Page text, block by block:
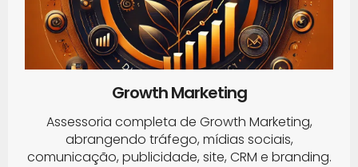
Growth Marketing
Assessoria completa de Growth Marketing,
abrangendo tráfego, mídias sociais,
comunicação, publicidade, site, CRM e branding.